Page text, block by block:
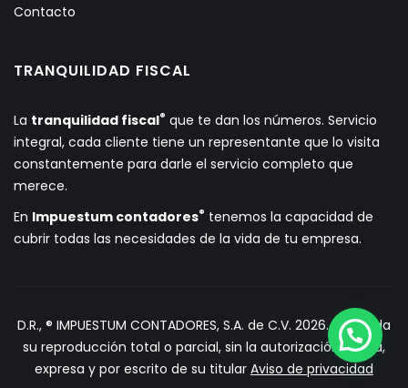
Contacto
TRANQUILIDAD FISCAL
La tranquilidad fiscal® que te dan los números. Servicio
integral, cada cliente tiene un representante que lo visita
constantemente para darle el servicio completo que
merece.
En Impuestum contadores® tenemos la capacidad de
cubrir todas las necesidades de la vida de tu empresa.
D.R., ® IMPUESTUM CONTADORES, S.A. de C.V. 2026. Prohibida
su reproducción total o parcial, sin la autorización previa,
expresa y por escrito de su titular Aviso de privacidad